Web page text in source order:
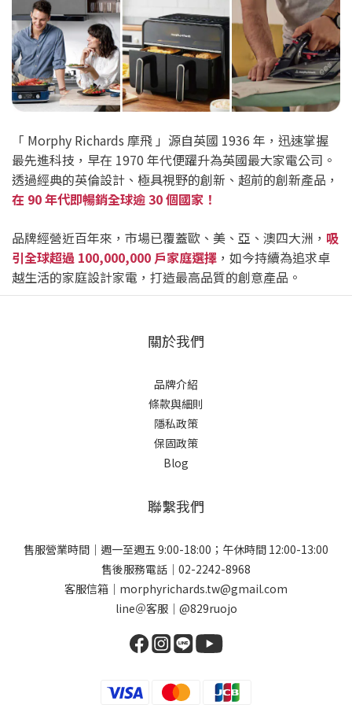
「 Morphy Richards 摩飛 」源自英國 1936 年，迅速掌握
最先進科技，早在 1970 年代便躍升為英國最大家電公司。
透過經典的英倫設計、極具視野的創新、超前的創新產品，
在 90 年代即暢銷全球逾 30 個國家！
品牌經營近百年來，市場已覆蓋歐、美、亞、澳四大洲， 吸
引全球超過 100,000,000 戶家庭選擇 ，如今持續為追求卓
越生活的家庭設計家電，打造最高品質的創意產品。
關於我們
品牌介紹
條款與細則
隱私政策
保固政策
Blog
聯繫我們
售服營業時間｜週一至週五 9:00-18:00；午休時間 12:00-13:00
售後服務電話｜02-2242-8968
客服信箱｜morphyrichards.tw@gmail.com
line＠客服｜@829ruojo